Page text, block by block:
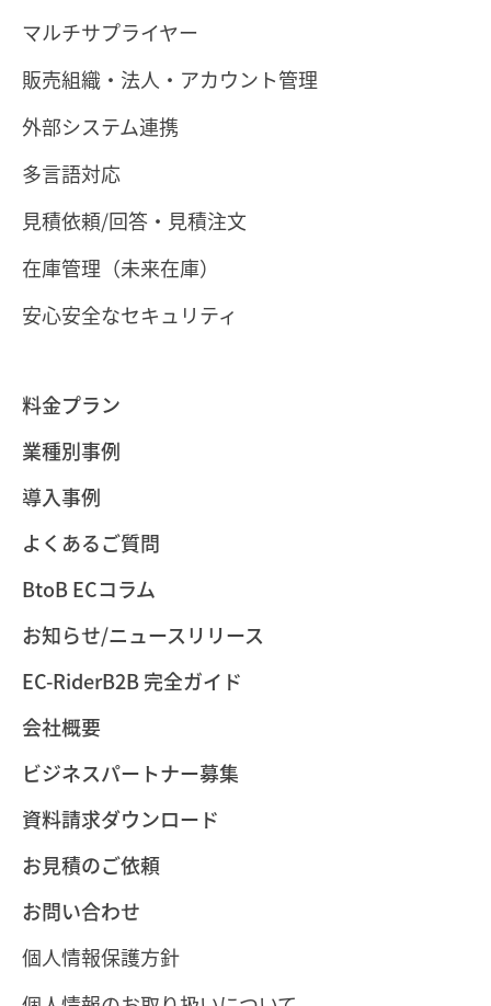
マルチサプライヤー
販売組織・法人・アカウント管理
外部システム連携
多言語対応
見積依頼/回答・見積注文
在庫管理（未来在庫）
安心安全なセキュリティ
料金プラン
業種別事例
導入事例
よくあるご質問
BtoB ECコラム
お知らせ/ニュースリリース
EC-RiderB2B 完全ガイド
会社概要
ビジネスパートナー募集
資料請求ダウンロード
お見積のご依頼
お問い合わせ
個人情報保護方針